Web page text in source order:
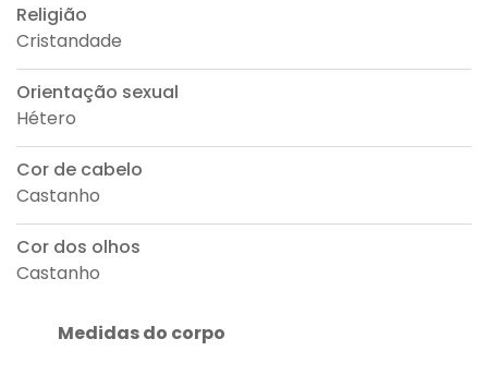
Religião
Cristandade
Orientação sexual
Hétero
Cor de cabelo
Castanho
Cor dos olhos
Castanho
Medidas do corpo